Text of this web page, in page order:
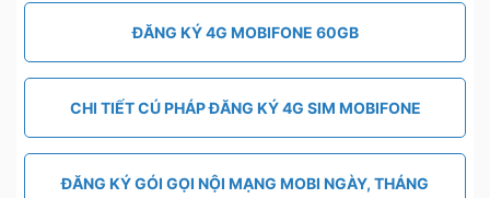
ĐĂNG KÝ 4G MOBIFONE 60GB
CHI TIẾT CÚ PHÁP ĐĂNG KÝ 4G SIM MOBIFONE
ĐĂNG KÝ GÓI GỌI NỘI MẠNG MOBI NGÀY, THÁNG